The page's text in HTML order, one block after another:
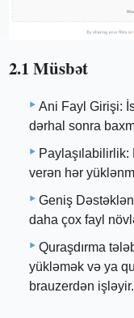
2.1 Müsbət
Ani Fayl Girişi:
dərhal sonra
verən hər
Geniş
daha çox fayl
Quraşdırma
yükləmək və ya
brauzerdən işləyir.